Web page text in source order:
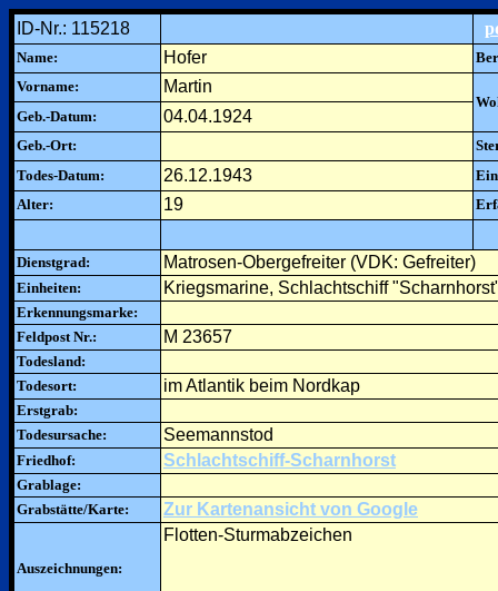
ID-Nr.: 115218
Name: Hofer
Vorname:
Martin
Geb.-Datum:
04.04.1924
Geb.-Ort:
Todes-Datum:
26.12.1943
Alter:
19
Dienstgrad: Matrosen-Obergefreiter (VDK: Gefreiter)
Einheiten: Kriegsmarine, Schlachtschiff
Erkennungsmarke:
Feldpost Nr.:
M 23657
Todesland:
Todesort:
im Atlantik beim Nordkap
Erstgrab:
Todesursache:
Seemannstod
Friedhof: Schlachtschiff-Scharnhorst
Grablage:
Grabstätte/Karte:
Zur Kartenansicht von Google
Auszeichnungen:
Flotten-Sturmabzeichen